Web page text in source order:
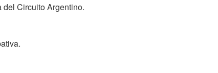
Circuito Argentino.